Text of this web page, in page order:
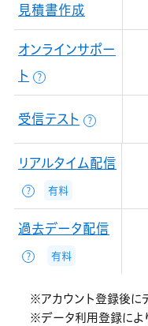
見積書作成
オンラインサポー
ト
？
受信テスト ？
リアルタイム配信
？ 有料
過去データ配信
？ 有料
※アカウント登録後に
※データ利用登録によ